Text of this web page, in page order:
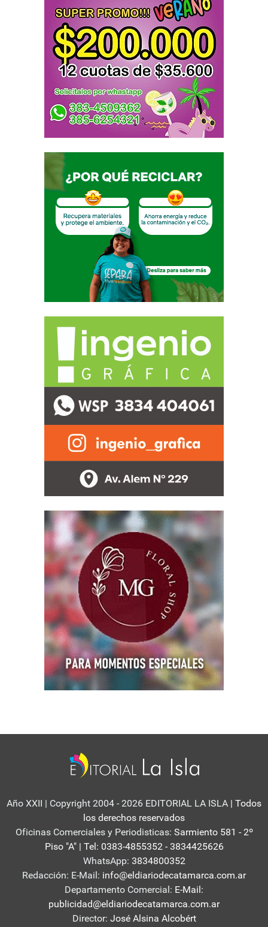
Año XXII | Copyright 2004 - 2026 EDITORIAL LA ISLA | Todos
los derechos reservados
Oficinas Comerciales y Periodisticas: Sarmiento 581 - 2º
Piso "A" | Tel: 0383-4855352 - 3834425626
WhatsApp: 3834800352
Redacción: E-Mail: info@eldiariodecatamarca.com.ar
Departamento Comercial: E-Mail:
publicidad@eldiariodecatamarca.com.ar
Director: José Alsina Alcobért